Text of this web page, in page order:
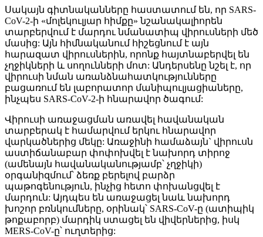
Սակայն գիտնականները հաստատում են, որ SARS-
CoV-2-ի «մոլեկուլյար հիմքը» նշանակալիորեն
տարբերվում է մարդու նմանատիպ վիրուսների մեծ
մասից: Այն հիմնականում հիշեցնում է այն
հարազատ վիրուսներին, որոնք հայտնաբերվել են
չղջիկների և սողունների մոտ: Անդերսենը նշել է, որ
վիրուսի նման առանձնահատկությունները
բացառում են լաբորատոր մանիպուլյացիաները,
ինչպես SARS-CoV-2-ի հնարավոր ծագում:
Վիրուսի առաջացման առավել հավանական
տարբերակ է համարվում երկու հնարավոր
վարկածներից մեկը: Առաջինի համաձայն` վիրուսն
աստիճանաբար փոփոխվել է նախորդ տիրոջ
(ամենայն հավանականությամբ՝ չղջիկի)
օրգանիզմում՝ ձեռք բերելով բարձր
պաթոգենություն, ինչից հետո փոխանցվել է
մարդուն: Այդպես են առաջացել նաև նախորդ
խոշոր բռնկումները, օրինակ՝ SARS-CoV-ը (ատիպիկ
թոքաբորբ) մարդիկ ստացել են վիվերներից, իսկ
MERS-CoV-ը՝ ուղտերից: